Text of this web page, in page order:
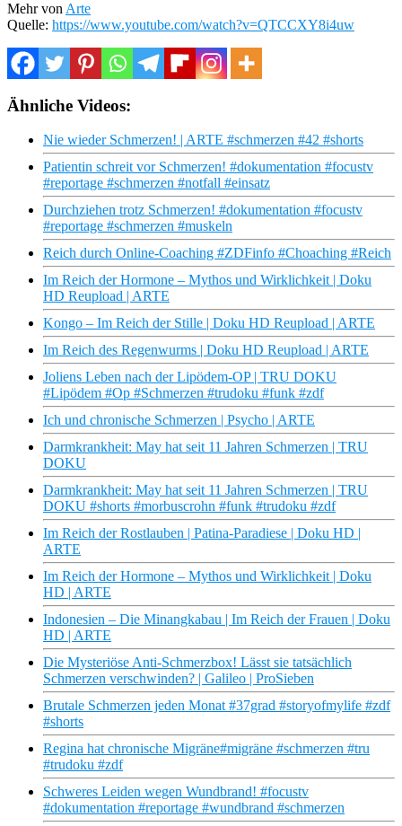
Mehr von Arte
Quelle: https://www.youtube.com/watch?v=QTCCXY8i4uw
Ähnliche Videos:
Nie wieder Schmerzen! | ARTE #schmerzen #42 #shorts
Patientin schreit vor Schmerzen! #dokumentation #focustv
#reportage #schmerzen #notfall #einsatz
Durchziehen trotz Schmerzen! #dokumentation #focustv
#reportage #schmerzen #muskeln
Reich durch Online-Coaching #ZDFinfo #Choaching #Reich
Im Reich der Hormone – Mythos und Wirklichkeit | Doku
HD Reupload | ARTE
Kongo – Im Reich der Stille | Doku HD Reupload | ARTE
Im Reich des Regenwurms | Doku HD Reupload | ARTE
Joliens Leben nach der Lipödem-OP | TRU DOKU
#Lipödem #Op #Schmerzen #trudoku #funk #zdf
Ich und chronische Schmerzen | Psycho | ARTE
Darmkrankheit: May hat seit 11 Jahren Schmerzen | TRU
DOKU
Darmkrankheit: May hat seit 11 Jahren Schmerzen | TRU
DOKU #shorts #morbuscrohn #funk #trudoku #zdf
Im Reich der Rostlauben | Patina-Paradiese | Doku HD |
ARTE
Im Reich der Hormone – Mythos und Wirklichkeit | Doku
HD | ARTE
Indonesien – Die Minangkabau | Im Reich der Frauen | Doku
HD | ARTE
Die Mysteriöse Anti-Schmerzbox! Lässt sie tatsächlich
Schmerzen verschwinden? | Galileo | ProSieben
Brutale Schmerzen jeden Monat #37grad #storyofmylife #zdf
#shorts
Regina hat chronische Migräne#migräne #schmerzen #tru
#trudoku #zdf
Schweres Leiden wegen Wundbrand! #focustv
#dokumentation #reportage #wundbrand #schmerzen